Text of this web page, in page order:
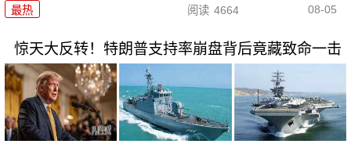
最热 阅读 4664 08-05
惊天大反转！特朗普支持率崩盘背后竟藏致命一击